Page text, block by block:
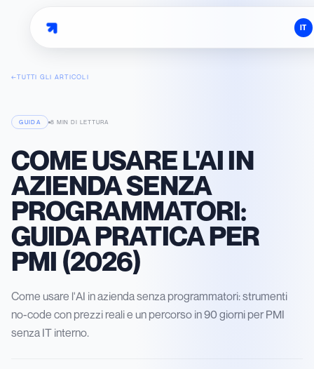
IT
←TUTTI GLI ARTICOLI
GUIDA 8 MIN DI LETTURA
COME USARE L'AI IN
AZIENDA SENZA
PROGRAMMATORI:
GUIDA PRATICA PER
PMI (2026)
Come usare l'AI in azienda senza programmatori: strumenti
no-code con prezzi reali e un percorso in 90 giorni per PMI
senza IT interno.